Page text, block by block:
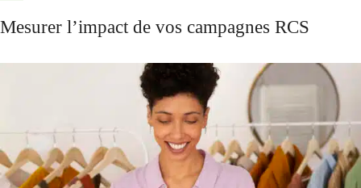
Mesurer l’impact de vos campagnes RCS